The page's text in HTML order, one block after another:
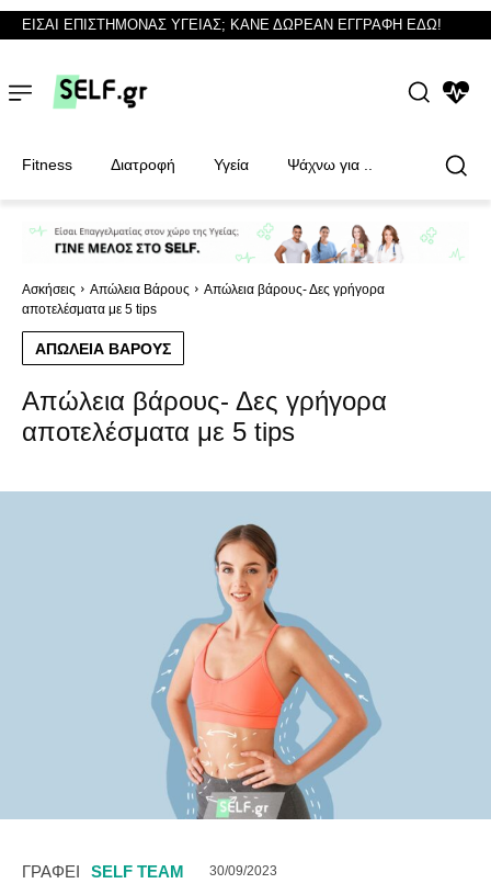
Φυσικοθεραπευτές
Φυσικοθεραπευτές
ΕΙΣΑΙ ΕΠΙΣΤΗΜΟΝΑΣ ΥΓΕΙΑΣ; ΚΑΝΕ ΔΩΡΕΑΝ ΕΓΓΡΑΦΗ ΕΔΩ!
Fitness Διατροφή Υγεία Ψάχνω για ..
Ασκήσεις Απώλεια Βάρους
Απώλεια βάρους- Δες γρήγορα
αποτελέσματα με 5 tips
ΑΠΏΛΕΙΑ ΒΆΡΟΥΣ
Απώλεια βάρους- Δες γρήγορα
αποτελέσματα με 5 tips
ΓΡΑΦΕΙ SELF TEAM 30/09/2023